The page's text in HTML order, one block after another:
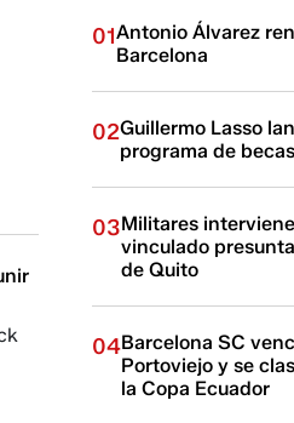
01Antonio Álvarez
Barcelona
02Guillermo Lasso
programa de
03Militares
vinculado
de Quito
04Barcelona SC
Portoviejo y se
la Copa Ecuador